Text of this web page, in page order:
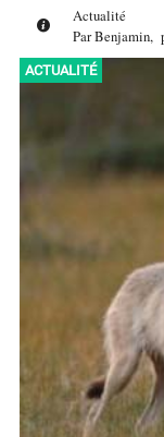
Actualité
ParBenjamin,
ACTUALITÉ